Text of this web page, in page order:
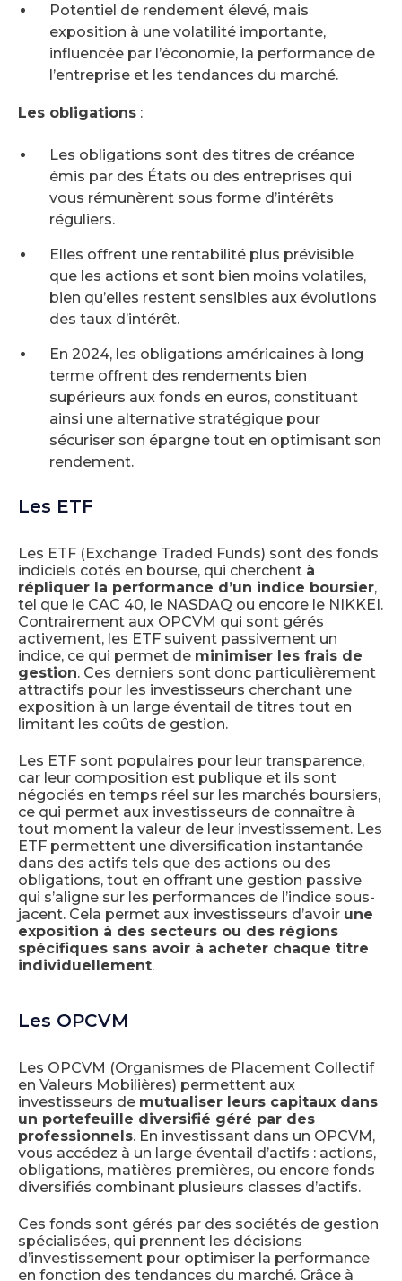
Potentiel de rendement élevé, mais
exposition à une volatilité importante,
influencée par l’économie, la performance de
l’entreprise et les tendances du marché.
Les obligations :
Les obligations sont des titres de créance
émis par des États ou des entreprises qui
vous rémunèrent sous forme d’intérêts
réguliers.
Elles offrent une rentabilité plus prévisible
que les actions et sont bien moins volatiles,
bien qu’elles restent sensibles aux évolutions
des taux d’intérêt.
En 2024, les obligations américaines à long
terme offrent des rendements bien
supérieurs aux fonds en euros, constituant
ainsi une alternative stratégique pour
sécuriser son épargne tout en optimisant son
rendement.
Les ETF
Les ETF (Exchange Traded Funds) sont des fonds
indiciels cotés en bourse, qui cherchent à
répliquer la performance d’un indice boursier,
tel que le CAC 40, le NASDAQ ou encore le NIKKEI.
Contrairement aux OPCVM qui sont gérés
activement, les ETF suivent passivement un
indice, ce qui permet de minimiser les frais de
gestion. Ces derniers sont donc particulièrement
attractifs pour les investisseurs cherchant une
exposition à un large éventail de titres tout en
limitant les coûts de gestion.
Les ETF sont populaires pour leur transparence,
car leur composition est publique et ils sont
négociés en temps réel sur les marchés boursiers,
ce qui permet aux investisseurs de connaître à
tout moment la valeur de leur investissement. Les
ETF permettent une diversification instantanée
dans des actifs tels que des actions ou des
obligations, tout en offrant une gestion passive
qui s’aligne sur les performances de l’indice sous-
jacent. Cela permet aux investisseurs d’avoir une
exposition à des secteurs ou des régions
spécifiques sans avoir à acheter chaque titre
individuellement.
Les OPCVM
Les OPCVM (Organismes de Placement Collectif
en Valeurs Mobilières) permettent aux
investisseurs de mutualiser leurs capitaux dans
un portefeuille diversifié géré par des
professionnels. En investissant dans un OPCVM,
vous accédez à un large éventail d’actifs : actions,
obligations, matières premières, ou encore fonds
diversifiés combinant plusieurs classes d’actifs.
Ces fonds sont gérés par des sociétés de gestion
spécialisées, qui prennent les décisions
d’investissement pour optimiser la performance
en fonction des tendances du marché. Grâce à